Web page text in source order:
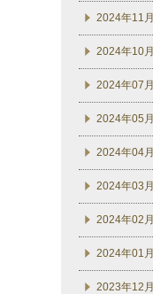
2024年11月
2024年10月
2024年07月
2024年05月
2024年04月
2024年03月
2024年02月
2024年01月
2023年12月